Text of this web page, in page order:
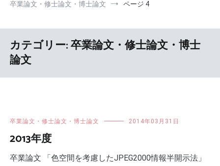
卒業論文・修士論文・博士論文
ページ 4
カテゴリー:卒業論文・修士論文・博士
論文
卒業論文・修士論文・博士論文 2014年03月31日
2013年度
卒業論文 「色空間を考慮したJPEG2000情報半開示法」